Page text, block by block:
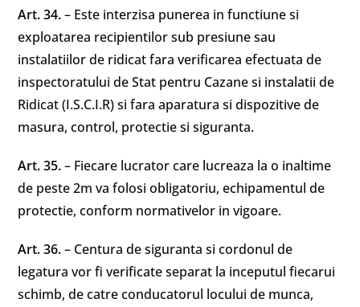
Art. 34.– Este interzisa punerea in functiune si
exploatarea recipientilor sub presiune sau
instalatiilor de ridicat fara verificarea efectuata de
inspectoratului de Stat pentru Cazane si instalatii de
Ridicat (I.S.C.I.R) si fara aparatura si dispozitive de
masura, control, protectie si siguranta.
Art. 35.– Fiecare lucrator care lucreaza la o inaltime
de peste 2m va folosi obligatoriu, echipamentul de
protectie, conform normativelor in vigoare.
Art. 36.– Centura de siguranta si cordonul de
legatura vor fi verificate separat la inceputul fiecarui
schimb, de catre conducatorul locului de munca,